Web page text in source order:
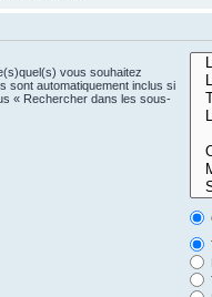
vous souhaitez
sont automatiquement inclus si
« Rechercher dans les sous-